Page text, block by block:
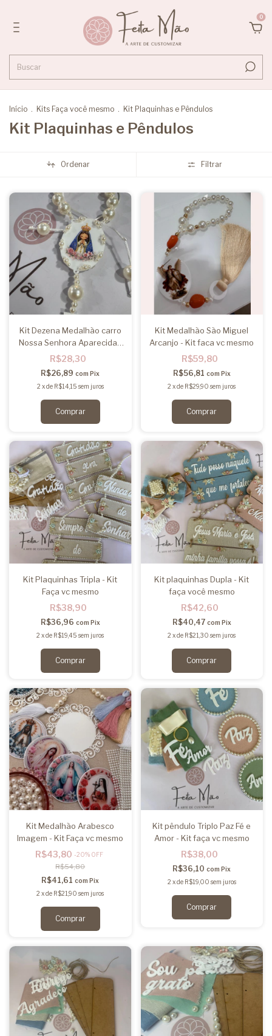
0
Início . Kits Faça você mesmo . Kit Plaquinhas e Pêndulos
Kit Plaquinhas e Pêndulos
Ordenar Filtrar
Kit Dezena Medalhão carro
Nossa Senhora Aparecida -
Kit faca vc mesmo
R$28,30
R$26,89com Pix
2 xde R$14,15 sem juros
Kit Medalhão São Miguel
Arcanjo - Kit faca vc mesmo
R$59,80
R$56,81 com Pix
2 xde R$29,90 sem juros
Kit Plaquinhas Tripla - Kit
Faça vc mesmo
R$38,90
R$36,96 com Pix
2 xde R$19,45 sem juros
Comprar
Kit plaquinhas Dupla - Kit
faça você mesmo
R$42,60
R$40,47 com Pix
2 xde R$21,30 sem juros
Comprar
Kit Medalhão Arabesco
Imagem - Kit Faça vc mesmo
R$43,80 -20% OFF
R$54,80
R$41,61com Pix
2 xde R$21,90 sem juros
Comprar
Kit pêndulo Triplo Paz Fé e
Amor - Kit faça vc mesmo
R$38,00
R$36,10com Pix
2 xde R$19,00 sem juros